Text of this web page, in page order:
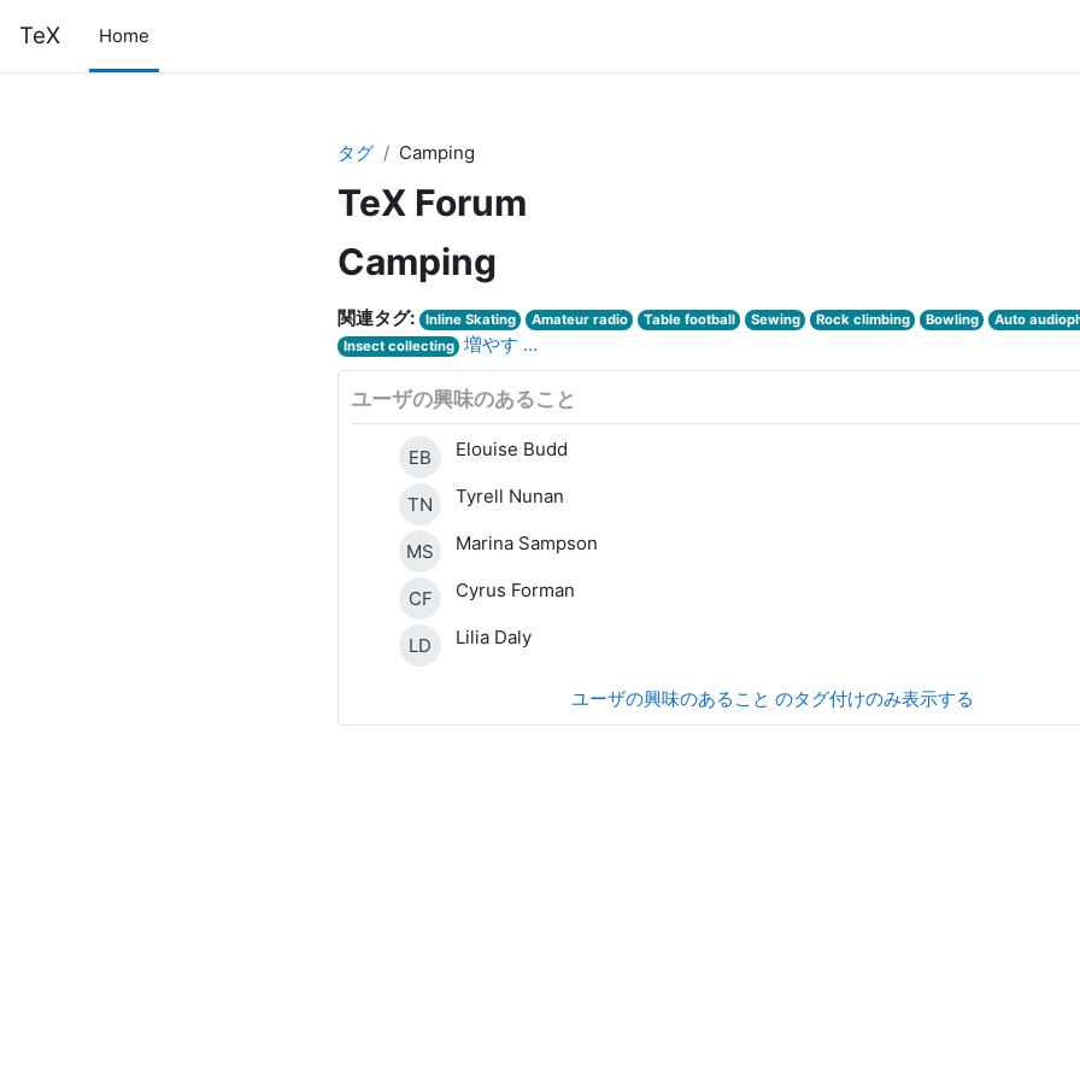
TeX Home
タグ Camping
TeX Forum
Camping
関連タグ: Inline Skating Amateur radio Table football Sewing Rock climbing Bowling
Auto
Insect collecting
増やす ...
ユーザの興味のあること
EB Elouise Budd
TN Tyrell Nunan
MS Marina Sampson
CF Cyrus Forman
LD Lilia Daly
ユーザの興味のあること のタグ付けのみ表示する